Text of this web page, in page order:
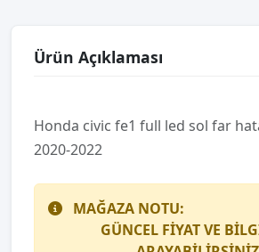
Ürün Açıklaması
Honda ci̇vi̇c fe1 full led sol far
2020-2022
MAĞAZA NOTU:
GÜNCEL FİYAT VE